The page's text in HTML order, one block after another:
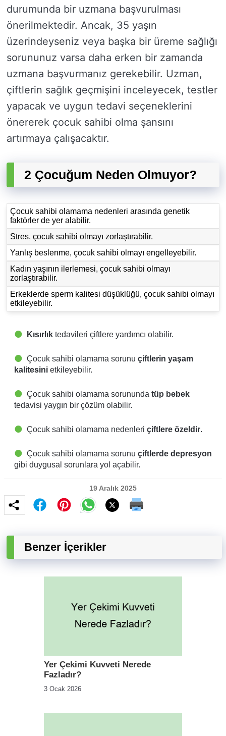
durumunda bir uzmana başvurulması
önerilmektedir. Ancak, 35 yaşın
üzerindeyseniz veya başka bir üreme sağlığı
sorununuz varsa daha erken bir zamanda
uzmana başvurmanız gerekebilir. Uzman,
çiftlerin sağlık geçmişini inceleyecek, testler
yapacak ve uygun tedavi seçeneklerini
önererek çocuk sahibi olma şansını
artırmaya çalışacaktır.
2 Çocuğum Neden Olmuyor?
Çocuk sahibi olamama nedenleri arasında genetik
faktörler de yer alabilir.
Stres, çocuk sahibi olmayı zorlaştırabilir.
Yanlış beslenme, çocuk sahibi olmayı engelleyebilir.
Kadın yaşının ilerlemesi, çocuk sahibi olmayı
zorlaştırabilir.
Erkeklerde sperm kalitesi düşüklüğü, çocuk sahibi olmayı
etkileyebilir.
Kısırlık tedavileri çiftlere yardımcı olabilir.
Çocuk sahibi olamama sorunu çiftlerin yaşam
kalitesini etkileyebilir.
Çocuk sahibi olamama sorununda tüp bebek
tedavisi yaygın bir çözüm olabilir.
Çocuk sahibi olamama nedenleri çiftlere özeldir.
Çocuk sahibi olamama sorunu çiftlerde depresyon
gibi duygusal sorunlara yol açabilir.
19 Aralık 2025
Benzer İçerikler
Yer Çekimi Kuvveti Nerede
Fazladır?
3 Ocak 2026